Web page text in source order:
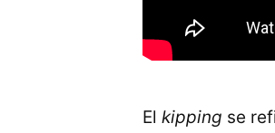
El kipping se